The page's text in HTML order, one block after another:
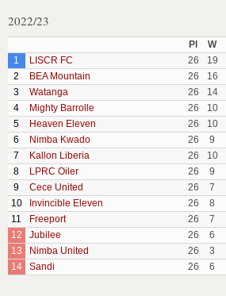
2022/23
Pl W
1
LISCR FC 26 19
2
BEA Mountain 26 16
3
Watanga 26 14
4
Mighty Barrolle 26 10
5
Heaven Eleven 26 10
6
Nimba Kwado 26 9
7
Kallon Liberia 26 10
8
LPRC Oiler 26 9
9
Cece United 26 7
10
Invincible Eleven 26 8
11
Freeport 26 7
12
Jubilee 26 6
13
Nimba United 26 3
14
Sandi 26 6